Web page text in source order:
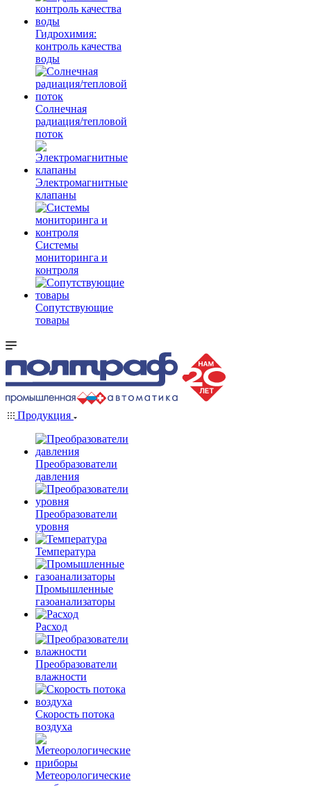
Гидрохимия:
контроль качества
воды
Солнечная
радиация/тепловой
поток
Электромагнитные
клапаны
Системы
мониторинга и
контроля
Сопутствующие
товары
Продукция
Преобразователи
давления
Преобразователи
уровня
Температура
Промышленные
газоанализаторы
Расход
Преобразователи
влажности
Скорость потока
воздуха
Метеорологические